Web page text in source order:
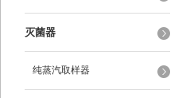
灭菌器
纯蒸汽取样器